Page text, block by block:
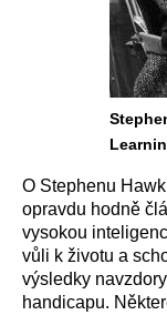
O Stephenu
opravdu hodně
vysokou
vůli k životu a
výsledky
handicapu.